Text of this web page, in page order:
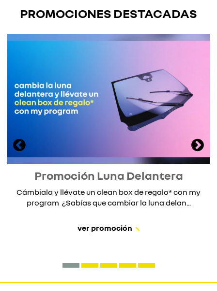
PROMOCIONES DESTACADAS
Promoción Luna Delantera
Cámbiala y llévate un clean box de regalo* con my
program ¿Sabías que cambiar la luna delan...
ver promoción